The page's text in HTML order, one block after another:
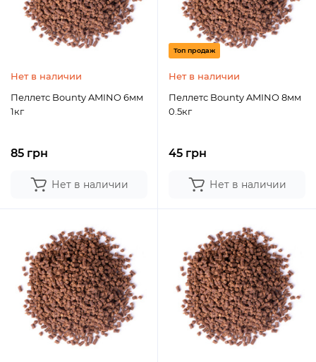
Нет в наличии
Пеллетс Bounty AMINO 6мм
1кг
85 грн
Нет в наличии
Топ продаж
Нет в наличии
Пеллетс Bounty AMINO 8мм
0.5кг
45 грн
Нет в наличии